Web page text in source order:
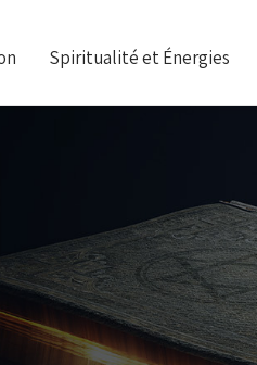
Spiritualité et Énergies